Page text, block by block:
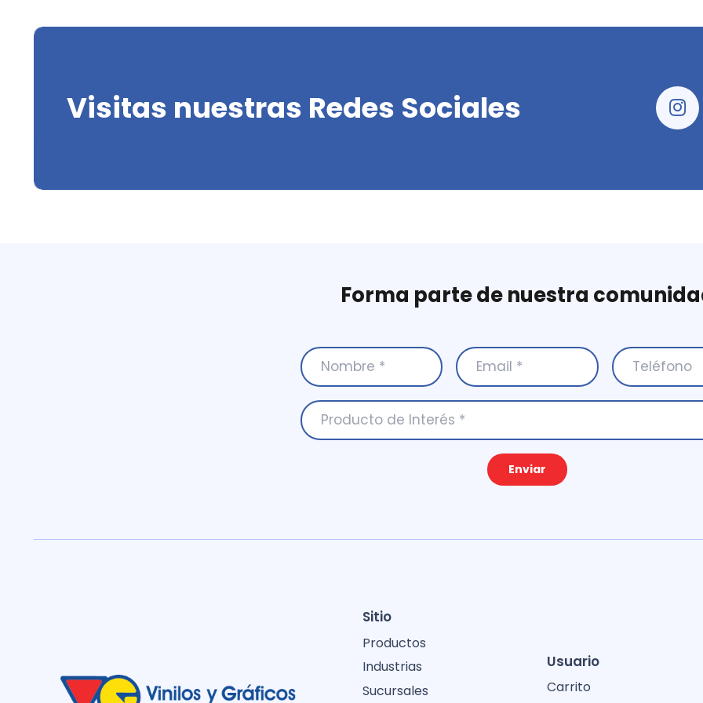
Visitas nuestras Redes Sociales
Forma parte de nuestra
Enviar
Sitio
Productos
Industrias
Sucursales
Usuario
Carrito